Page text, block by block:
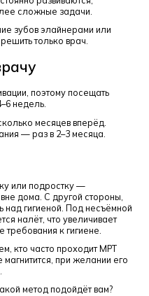
сложные задачи.
зубов элайнерами или
только врач.
поэтому посещать
недель.
месяцев вперёд.
— раз в 2–3 месяца.
или подростку —
дома. С другой стороны,
гигиеной. Под несъёмной
налёт, что увеличивает
к гигиене.
кто часто проходит МРТ
при желании его
метод подойдёт вам?